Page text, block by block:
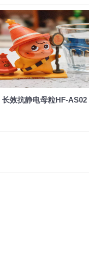
，环氧树脂阻燃，玻璃
脂抗老化，油漆涂料抗菌
长效抗静电母粒HF-AS02